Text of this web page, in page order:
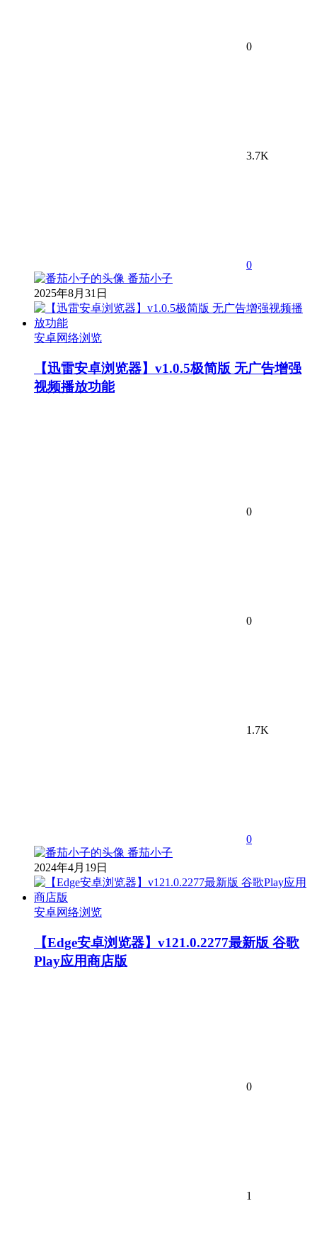
0
3.7K
0
番茄小子
2025年8月31日
安卓网络浏览
【迅雷安卓浏览器】v1.0.5极简版 无广告增强
视频播放功能
0
0
1.7K
0
番茄小子
2024年4月19日
安卓网络浏览
【Edge安卓浏览器】v121.0.2277最新版 谷歌
Play应用商店版
0
1